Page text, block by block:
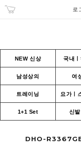
로
NEW 신상 국내
남성상의 여
트레이닝 요가ㅣ
1+1 Set 신
DHO-R3367GB